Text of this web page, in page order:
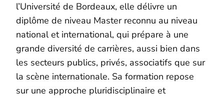
l’Université de Bordeaux, elle délivre un
diplôme de niveau Master reconnu au niveau
national et international, qui prépare à une
grande diversité de carrières, aussi bien dans
les secteurs publics, privés, associatifs que sur
la scène internationale. Sa formation repose
sur une approche pluridisciplinaire et